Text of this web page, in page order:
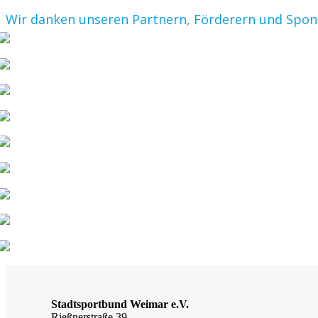
Wir danken unseren Partnern, Förderern und
Stadtsportbund Weimar e.V.